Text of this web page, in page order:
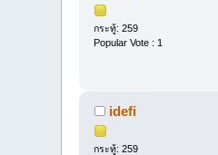
กระทู้: 259
Popular Vote : 1
idefi
กระทู้: 259